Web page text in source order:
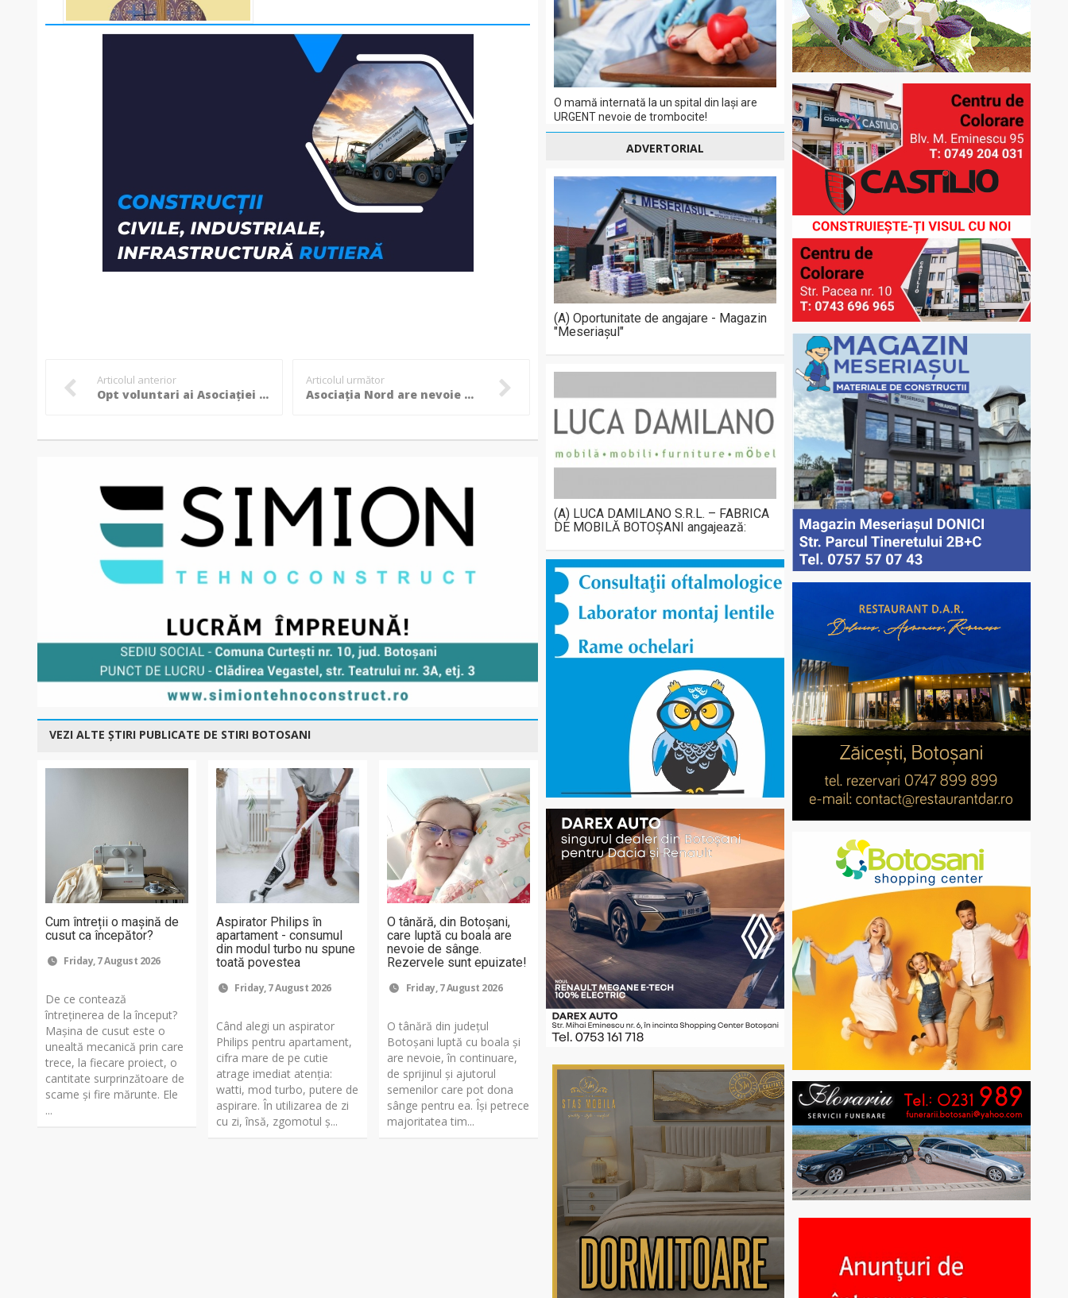
Articolul anterior
Opt voluntari ai Asociației Happy din diferite zone ale orașului vor face cumpărături în locul bătrânilor din Botoșani
Articolul următor
Asociația Nord are nevoie de sprijinul donatorilor. Obiectivul este un ventilator de 100.000 de lei pentru „Mavromati”
VEZI ALTE ȘTIRI PUBLICATE DE STIRI BOTOSANI
Cum întreții o mașină de
cusut ca începător?
Friday, 7 August 2026
De ce contează
întreținerea de la început?
Mașina de cusut este o
unealtă mecanică prin care
trece, la fiecare proiect, o
cantitate surprinzătoare de
scame și fire mărunte. Ele
...
Aspirator Philips în
apartament - consumul
din modul turbo nu spune
toată povestea
Friday, 7 August 2026
Când alegi un aspirator
Philips pentru apartament,
cifra mare de pe cutie
atrage imediat atenția:
watti, mod turbo, putere de
aspirare. În utilizarea de zi
cu zi, însă, zgomotul ș...
O tânără, din Botoșani,
care luptă cu boala are
nevoie de sânge.
Rezervele sunt epuizate!
Friday, 7 August 2026
O tânără din județul
Botoșani luptă cu boala și
are nevoie, în continuare,
de sprijinul și ajutorul
semenilor care pot dona
sânge pentru ea. Își petrece
majoritatea tim...
O mamă internată la un spital din Iași are
URGENT nevoie de trombocite!
ADVERTORIAL
(A) Oportunitate de angajare - Magazin
"Meseriașul"
(A) LUCA DAMILANO S.R.L. – FABRICA
DE MOBILĂ BOTOȘANI angajează: